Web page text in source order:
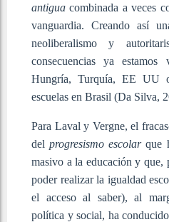
antigua combinada a veces
vanguardia. Creando así
neoliberalismo y
consecuencias ya
Hungría, Turquía, EE UU
escuelas en Brasil (Da Silva,
Para Laval y Vergne, el
delprogresismo escolarque
masivo a la educación y
poder realizar la igualdad
el acceso al saber), al
política y social, ha